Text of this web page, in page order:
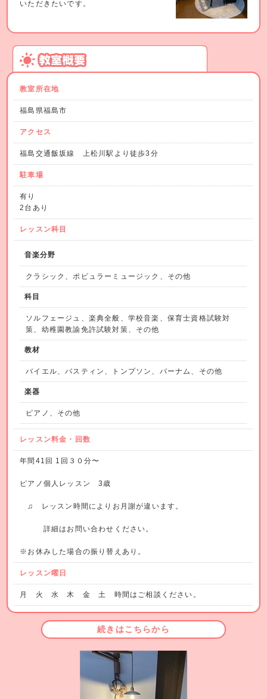
いただきたいです。
教室所在地
福島県福島市
アクセス
福島交通飯坂線 上松川駅より徒歩3分
駐車場
有り
2台あり
レッスン科目
音楽分野
クラシック、ポピュラーミュージック、その他
科目
ソルフェージュ、楽典全般、学校音楽、保育士資格試験対
策、幼稚園教諭免許試験対策、その他
教材
バイエル、バスティン、トンプソン、バーナム、その他
楽器
ピアノ、その他
レッスン料金・回数
年間41回 1回３０分〜
ピアノ個人レッスン 3歳
♫ レッスン時間によりお月謝が違います。
詳細はお問い合わせください。
※お休みした場合の振り替えあり。
レッスン曜日
月 火 水 木 金 土 時間はご相談ください。
続きはこちらから